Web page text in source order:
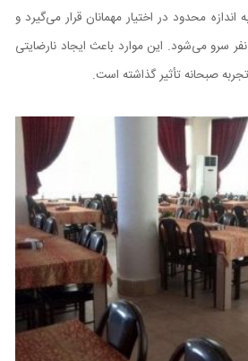
اندازه محدود در اختیار مهمانان قرار می‌گیرد و
سرو می‌شود. این موارد باعث ایجاد نارضایتی
صبحانه تأثیر گذاشته است.